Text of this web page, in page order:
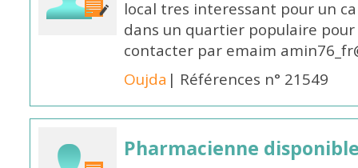
local tres interessant pour un
dans un quartier populaire
contacter par emaim
Oujda | Références n° 21549
Pharmacienne